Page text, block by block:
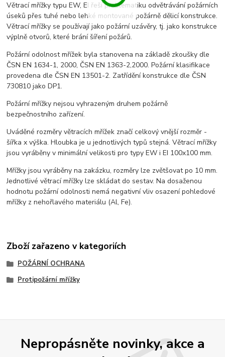
Větrací mřížky typu EW, EI řeší problematiku odvětrávání požárních
úseků přes tuhé nebo lehké montované požárně dělicí konstrukce.
Větrací mřížky se používají jako požární uzávěry, tj. jako konstrukce
výplně otvorů, které brání šíření požárů.
Požární odolnost mřížek byla stanovena na základě zkoušky dle
ČSN EN 1634-1, 2000, ČSN EN 1363-2,2000. Požární klasifikace
provedena dle ČSN EN 13501-2. Zatřídění konstrukce dle ČSN
730810 jako DP1.
Požární mřížky nejsou vyhrazeným druhem požárně
bezpečnostního zařízení.
Uváděné rozměry větracích mřížek značí celkový vnější rozměr -
šířka x výška. Hloubka je u jednotlivých typů stejná. Větrací mřížky
jsou vyráběny v minimální velikosti pro typy EW i EI 100x100 mm.
Mřížky jsou vyráběny na zakázku, rozměry lze zvětšovat po 10 mm.
Jednotlivé větrací mřížky lze skládat do sestav. Na dosaženou
hodnotu požární odolnosti nemá negativní vliv osazení pohledové
mřížky z nehořlavého materiálu (Al, Fe).
Zboží zařazeno v kategoriích
POŽÁRNÍ OCHRANA
Protipožární mřížky
Nepropásněte novinky, akce a